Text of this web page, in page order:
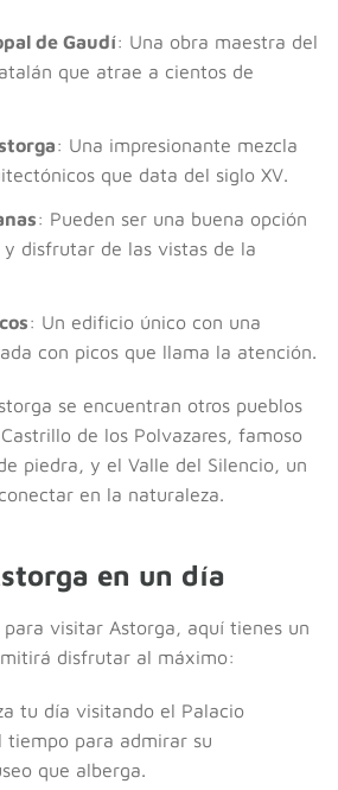
de Gaudí: Una obra maestra del
que atrae a cientos de
: Una impresionante mezcla
que data del siglo XV.
: Pueden ser una buena opción
y disfrutar de las vistas de la
: Un edificio único con una
con picos que llama la atención.
se encuentran otros pueblos
de los Polvazares, famoso
piedra, y el Valle del Silencio, un
en la naturaleza.
en un día
visitar Astorga, aquí tienes un
disfrutar al máximo:
tu día visitando el Palacio
tiempo para admirar su
que alberga.